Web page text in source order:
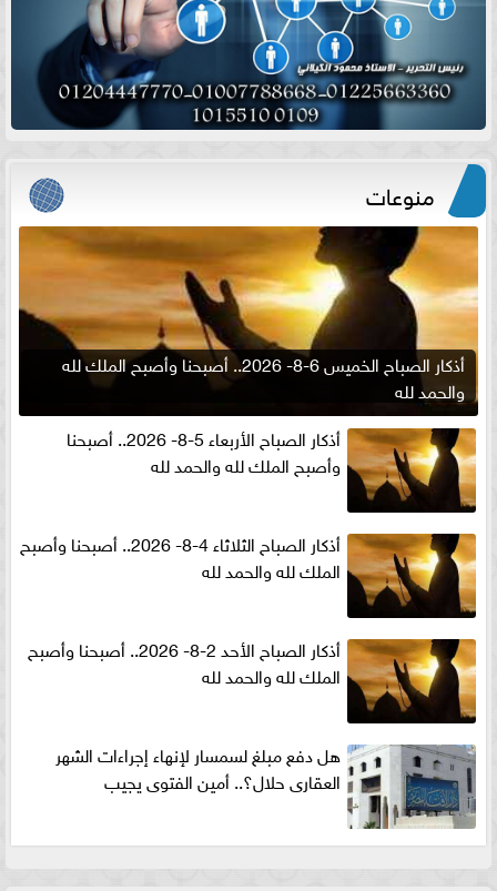
منوعات
أذكار الصباح الخميس 6-8- 2026.. أصبحنا وأصبح الملك لله
والحمد لله
أذكار الصباح الأربعاء 5-8- 2026.. أصبحنا
وأصبح الملك لله والحمد لله
أذكار الصباح الثلاثاء 4-8- 2026.. أصبحنا وأصبح
الملك لله والحمد لله
أذكار الصباح الأحد 2-8- 2026.. أصبحنا وأصبح
الملك لله والحمد لله
هل دفع مبلغ لسمسار لإنهاء إجراءات الشهر
العقارى حلال؟.. أمين الفتوى يجيب